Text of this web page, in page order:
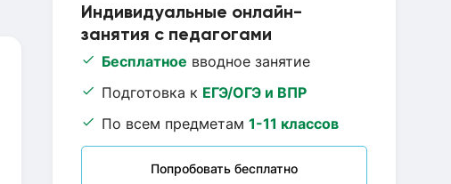
Индивидуальные онлайн-
занятия с педагогами
Бесплатное вводное занятие
Подготовка к ЕГЭ/ОГЭ и ВПР
По всем предметам 1-11 классов
Попробовать бесплатно